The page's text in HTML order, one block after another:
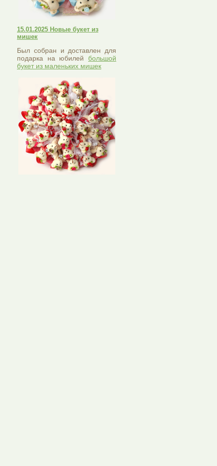
15.01.2025 Новые букет из
мишек
Был собран и доставлен для
подарка на юбилей большой
букет из маленьких мишек